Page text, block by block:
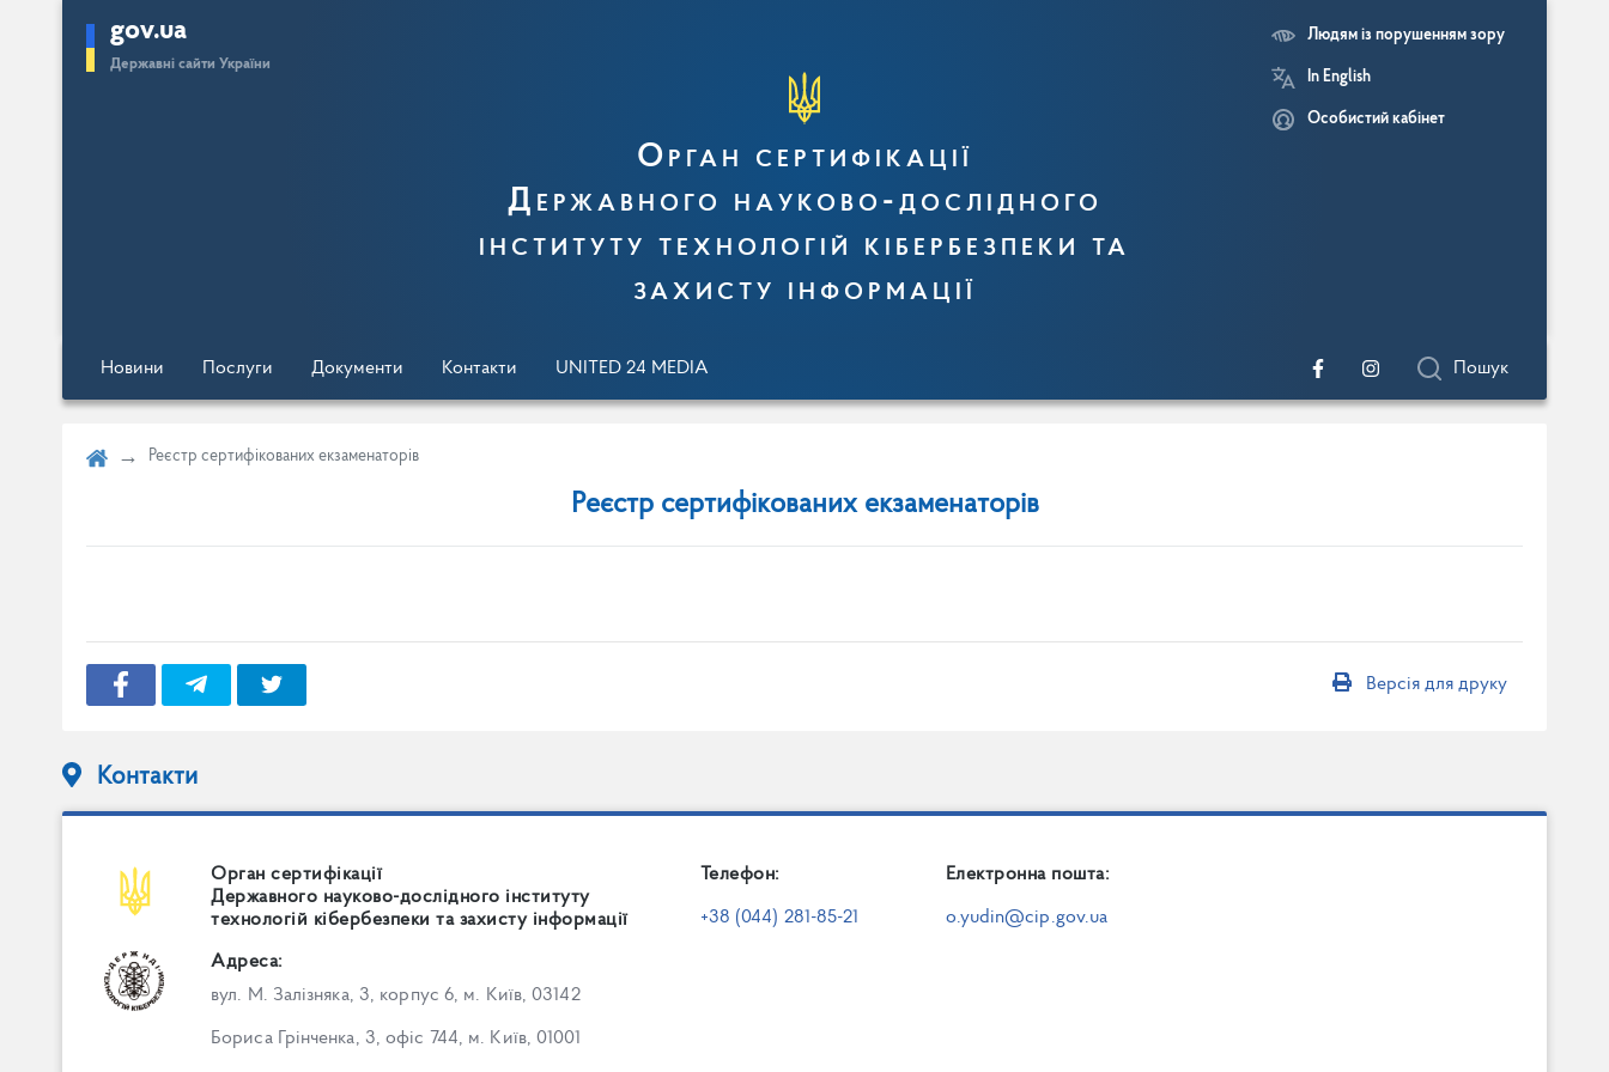
Перейти
gov.ua
Державні сайти України
Людям із порушенням зору
In English
Особистий кабінет
Орган сертифікації
Державного науково-дослідного
інституту технологій кібербезпеки та
захисту інформації
Новини Послуги Документи Контакти UNITED 24 MEDIA Пошук
Реєстр сертифікованих екзаменаторів
Реєстр сертифікованих екзаменаторів
Версія для друку
Контакти
Орган сертифікації
Державного науково-дослідного інституту
технологій кібербезпеки та захисту інформації
Адреса:
вул. М. Залізняка, 3, корпус 6, м. Київ, 03142
Бориса Грінченка, 3, офіс 744, м. Київ, 01001
Телефон:
+38 (044) 281-85-21
Електронна пошта:
o.yudin@cip.gov.ua